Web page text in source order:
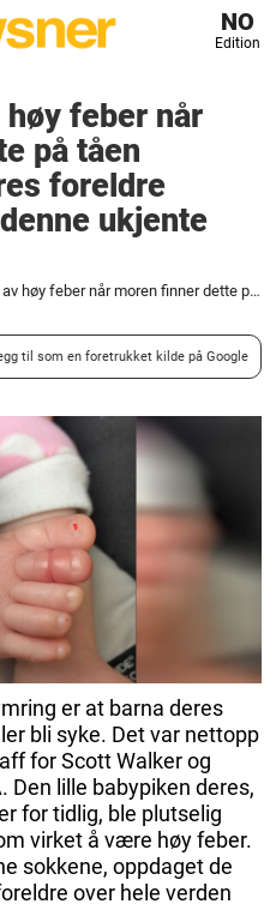
NO
Edition
feber når
på tåen
foreldre
ukjente
Babyen gråter av høy feber når moren finner dette på tåen hennes. Nå advares foreldre verden over mot denne ukjente trusselen.
til som en foretrukket kilde på Google
er at barna deres
bli syke. Det var nettopp
for Scott Walker og
Den lille babypiken deres,
for tidlig, ble plutselig
virket å være høy feber.
sokkene, oppdaget de
over hele verden